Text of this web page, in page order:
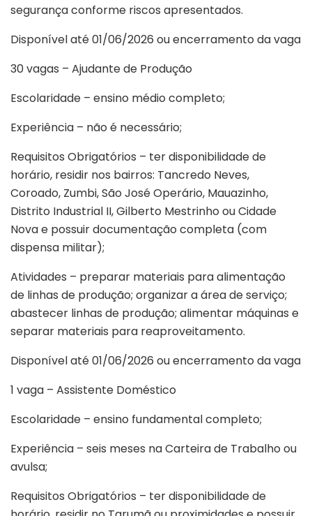
segurança conforme riscos apresentados.
Disponível até 01/06/2026 ou encerramento da vaga
30 vagas – Ajudante de Produção
Escolaridade – ensino médio completo;
Experiência – não é necessário;
Requisitos Obrigatórios – ter disponibilidade de
horário, residir nos bairros: Tancredo Neves,
Coroado, Zumbi, São José Operário, Mauazinho,
Distrito Industrial II, Gilberto Mestrinho ou Cidade
Nova e possuir documentação completa (com
dispensa militar);
Atividades – preparar materiais para alimentação
de linhas de produção; organizar a área de serviço;
abastecer linhas de produção; alimentar máquinas e
separar materiais para reaproveitamento.
Disponível até 01/06/2026 ou encerramento da vaga
1 vaga – Assistente Doméstico
Escolaridade – ensino fundamental completo;
Experiência – seis meses na Carteira de Trabalho ou
avulsa;
Requisitos Obrigatórios – ter disponibilidade de